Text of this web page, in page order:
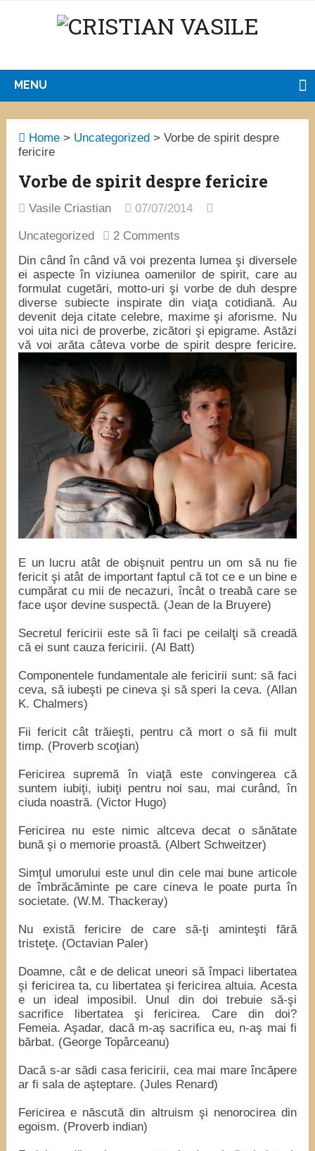
MENU
Home > Uncategorized >Vorbe de spirit despre
fericire
Vorbe de spirit despre fericire
Vasile Criastian 07/07/2014
Uncategorized
2 Comments
Din când în când vă voi prezenta lumea şi diversele
ei aspecte în viziunea oamenilor de spirit, care au
formulat cugetări, motto-uri şi vorbe de duh despre
diverse subiecte inspirate din viaţa cotidiană. Au
devenit deja citate celebre, maxime şi aforisme. Nu
voi uita nici de proverbe, zicători şi epigrame. Astăzi
vă voi arăta câteva vorbe de spirit despre fericire.
E un lucru atât de obişnuit pentru un om să nu fie
fericit şi atât de important faptul că tot ce e un bine e
cumpărat cu mii de necazuri, încât o treabă care se
face uşor devine suspectă. (Jean de la Bruyere)
Secretul fericirii este să îi faci pe ceilalţi să creadă
că ei sunt cauza fericirii. (Al Batt)
Componentele fundamentale ale fericirii sunt: să faci
ceva, să iubeşti pe cineva şi să speri la ceva. (Allan
K. Chalmers)
Fii fericit cât trăieşti, pentru că mort o să fii mult
timp. (Proverb scoţian)
Fericirea supremă în viaţă este convingerea că
suntem iubiţi, iubiţi pentru noi sau, mai curând, în
ciuda noastră. (Victor Hugo)
Fericirea nu este nimic altceva decat o sănătate
bună şi o memorie proastă. (Albert Schweitzer)
Simţul umorului este unul din cele mai bune articole
de îmbrăcăminte pe care cineva le poate purta în
societate. (W.M. Thackeray)
Nu există fericire de care să-ţi aminteşti fără
tristeţe. (Octavian Paler)
Doamne, cât e de delicat uneori să împaci libertatea
şi fericirea ta, cu libertatea şi fericirea altuia. Acesta
e un ideal imposibil. Unul din doi trebuie să-şi
sacrifice libertatea şi fericirea. Care din doi?
Femeia. Aşadar, dacă m-aş sacrifica eu, n-aş mai fi
bărbat. (George Topârceanu)
Dacă s-ar sădi casa fericirii, cea mai mare încăpere
ar fi sala de aşteptare. (Jules Renard)
Fericirea e născută din altruism şi nenorocirea din
egoism. (Proverb indian)